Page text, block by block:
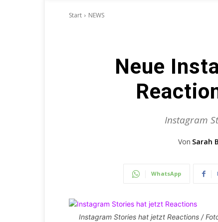
Start NEWS
Neue
Instagram
Von Sarah
WhatsApp
Instagram Stories hat jetzt Reactions /